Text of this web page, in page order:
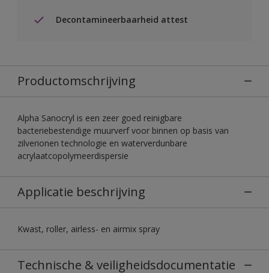
Decontamineerbaarheid attest
Productomschrijving
Alpha Sanocryl is een zeer goed reinigbare
bacteriebestendige muurverf voor binnen op basis van
zilverionen technologie en waterverdunbare
acrylaatcopolymeerdispersie
Applicatie beschrijving
Kwast, roller, airless- en airmix spray
Technische & veiligheidsdocumentatie